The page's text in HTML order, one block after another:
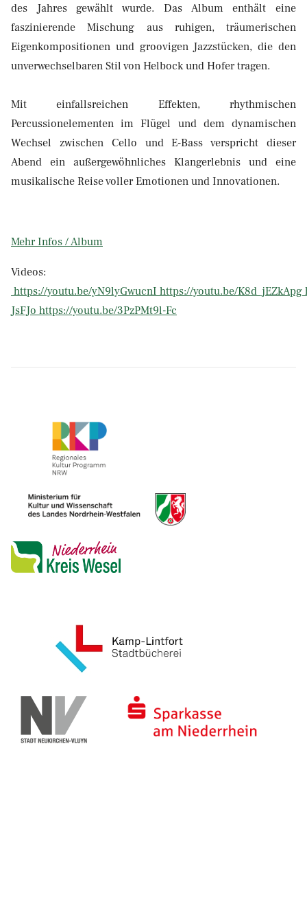
des Jahres gewählt wurde. Das Album enthält eine
faszinierende Mischung aus ruhigen, träumerischen
Eigenkompositionen und groovigen Jazzstücken, die den
unverwechselbaren Stil von Helbock und Hofer tragen.
Mit einfallsreichen Effekten, rhythmischen
Percussionelementen im Flügel und dem dynamischen
Wechsel zwischen Cello und E-Bass verspricht dieser
Abend ein außergewöhnliches Klangerlebnis und eine
musikalische Reise voller Emotionen und Innovationen.
Mehr Infos / Album
Videos:
https://youtu.be/yN9lyGwucnI https://youtu.be/K8d_jEZkApg
JsFJo https://youtu.be/3PzPMt9l-Fc